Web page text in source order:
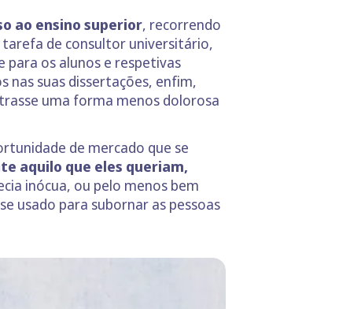
ao ensino superior, recorrendo
tarefa de consultor universitário,
os alunos e respetivas
nas suas dissertações, enfim,
uma forma menos dolorosa
de mercado que se
aquilo que eles queriam,
inócua, ou pelo menos bem
usado para subornar as pessoas